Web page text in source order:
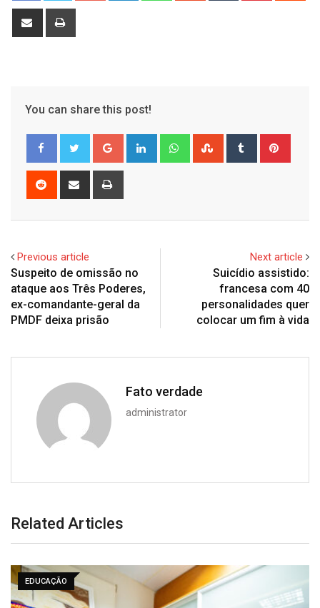
Share
You can share this post!
Google+ LinkedIn WhatsappStumbleUpon
Tumblr
Reddit
Share
Previous article
Suspeito de omissão no
ataque aos Três Poderes,
ex-comandante-geral da
PMDF deixa prisão
Next article
Suicídio assistido:
francesa com 40
personalidades quer
colocar um fim à vida
Fato verdade
administrator
Related Articles
EDUCAÇÃO